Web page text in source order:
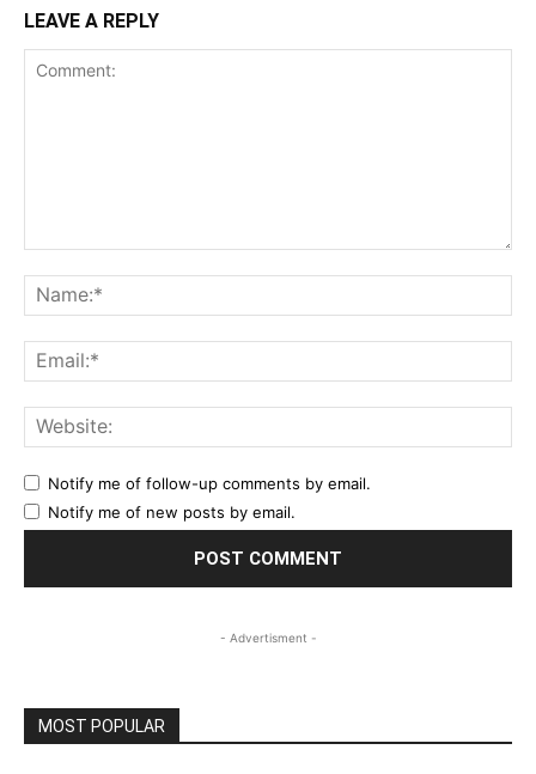
LEAVE A REPLY
Notify me of follow-up comments by email.
Notify me of new posts by email.
- Advertisment -
MOST POPULAR